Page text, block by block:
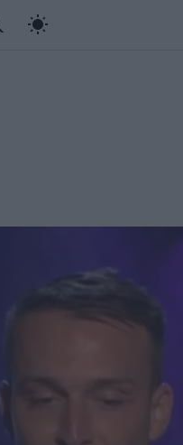
Most Wanted